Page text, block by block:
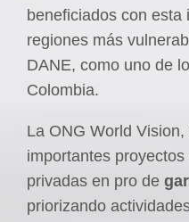
beneficiados con esta
regiones más
DANE, como uno de
Colombia.
La ONG World
importantes
privadas en pro de
priorizando